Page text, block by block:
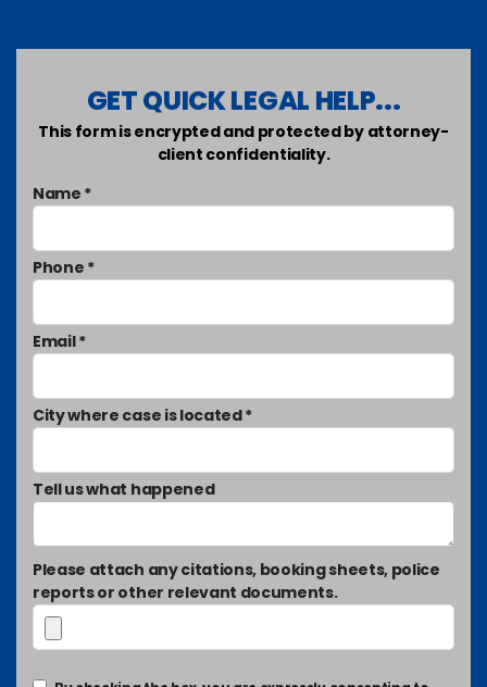
GET QUICK LEGAL HELP...
This form is encrypted and protected by attorney-
client confidentiality.
Name *
Phone *
Email *
City where case is located *
Tell us what happened
Please attach any citations, booking sheets, police
reports or other relevant documents.